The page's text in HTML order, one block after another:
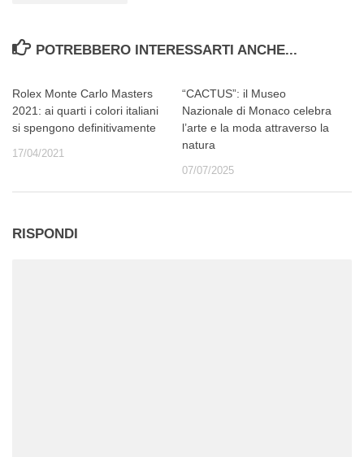
POTREBBERO INTERESSARTI ANCHE...
Rolex Monte Carlo Masters
2021: ai quarti i colori italiani
si spengono definitivamente
17/04/2021
“CACTUS”: il Museo
Nazionale di Monaco celebra
l’arte e la moda attraverso la
natura
07/07/2025
RISPONDI